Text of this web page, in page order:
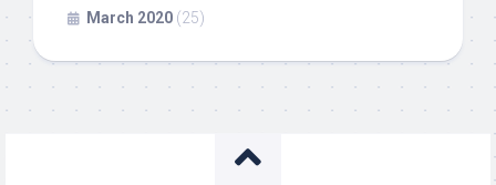
March 2020 (25)